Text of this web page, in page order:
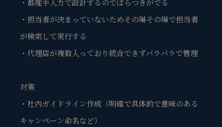
・担当者が決まっていないためその場その場で担当者
が検索して実行する
・代理店が複数入っており統合できずバラバラで管理
対策
・社内ガイドライン作成（明確で具体的で意味のある
キャンペーン命名など）